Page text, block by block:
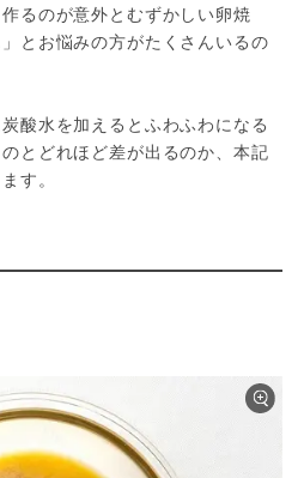
るのが意外とむずかしい卵焼
とお悩みの方がたくさんいるの
酸水を加えるとふわふわになる
とどれほど差が出るのか、本記
す。